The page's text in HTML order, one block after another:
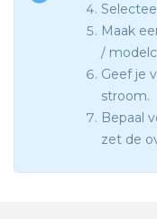
Maak
/
Geef je
stroom.
Bepaal
zet de